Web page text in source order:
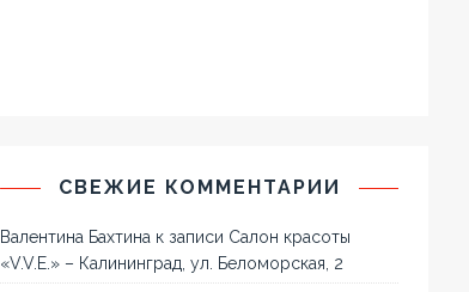
СВЕЖИЕ КОММЕНТАРИИ
Валентина Бахтина к записи Салон красоты
«V.V.E.» – Калининград, ул. Беломорская, 2